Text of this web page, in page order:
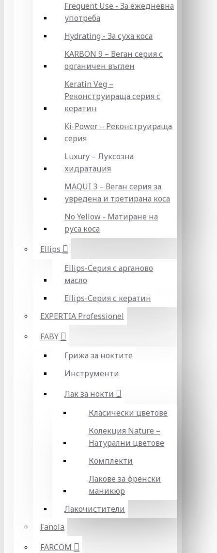
Frequent Use - За ежедневна
употреба
Hydrating - За суха коса
KARBON 9 – Веган серия с
органичен въглен
Keratin Veg –
Реконструираща серия с
кератин
Ki-Power – Реконструираща
серия
Luxury – Луксозна
хидратация
MAQUI 3 – Веган серия за
увредена и третирана коса
No Yellow - Матиране на
руса коса
Ellips
Ellips-Серия с арганово
масло
Ellips-Серия с кератин
EXPERTIA Professionel
FABY
Грижа за ноктите
Инструменти
Лак за нокти
Класически цветове
Колекция Nature –
Натурални цветове
Комплекти
Лакове за френски
маникюр
Лакочистители
Fanola
FARCOM